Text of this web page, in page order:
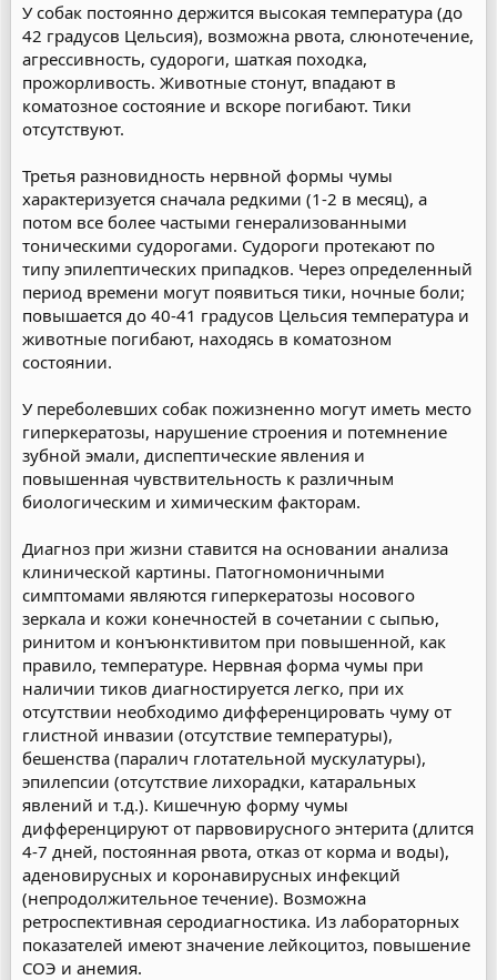
У собак постоянно держится высокая температура (до
42 градусов Цельсия), возможна рвота, слюнотечение,
агрессивность, судороги, шаткая походка,
прожорливость. Животные стонут, впадают в
коматозное состояние и вскоре погибают. Тики
отсутствуют.
Третья разновидность нервной формы чумы
характеризуется сначала редкими (1-2 в месяц), а
потом все более частыми генерализованными
тоническими судорогами. Судороги протекают по
типу эпилептических припадков. Через определенный
период времени могут появиться тики, ночные боли;
повышается до 40-41 градусов Цельсия температура и
животные погибают, находясь в коматозном
состоянии.
У переболевших собак пожизненно могут иметь место
гиперкератозы, нарушение строения и потемнение
зубной эмали, диспептические явления и
повышенная чувствительность к различным
биологическим и химическим факторам.
Диагноз при жизни ставится на основании анализа
клинической картины. Патогномоничными
симптомами являются гиперкератозы носового
зеркала и кожи конечностей в сочетании с сыпью,
ринитом и конъюнктивитом при повышенной, как
правило, температуре. Нервная форма чумы при
наличии тиков диагностируется легко, при их
отсутствии необходимо дифференцировать чуму от
глистной инвазии (отсутствие температуры),
бешенства (паралич глотательной мускулатуры),
эпилепсии (отсутствие лихорадки, катаральных
явлений и т.д.). Кишечную форму чумы
дифференцируют от парвовирусного энтерита (длится
4-7 дней, постоянная рвота, отказ от корма и воды),
аденовирусных и коронавирусных инфекций
(непродолжительное течение). Возможна
ретроспективная серодиагностика. Из лабораторных
показателей имеют значение лейкоцитоз, повышение
СОЭ и анемия.